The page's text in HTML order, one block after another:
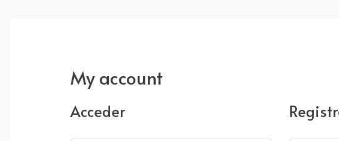
My account
Acceder